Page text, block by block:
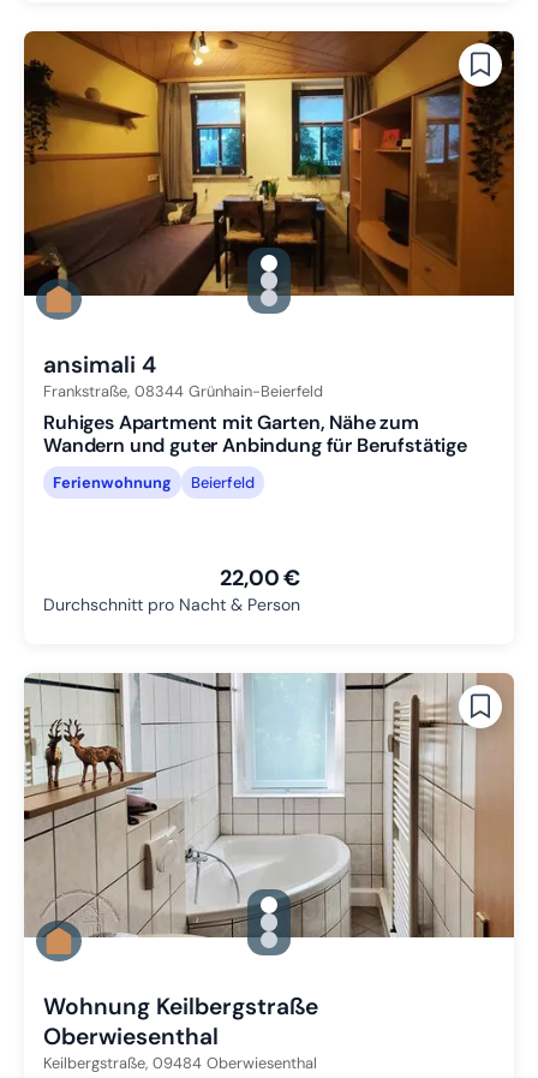
gallery.slide_selector
Zu Slide 1 wechseln
Zu Slide 2 wechseln
Zu Slide 3 wechseln
ansimali 4
Frankstraße, 08344 Grünhain-Beierfeld
Ruhiges Apartment mit Garten, Nähe zum
Wandern und guter Anbindung für Berufstätige
Ferienwohnung Beierfeld
22,00 €
Durchschnitt pro Nacht & Person
gallery.slide_selector
Zu Slide 1 wechseln
Zu Slide 2 wechseln
Zu Slide 3 wechseln
Wohnung Keilbergstraße
Oberwiesenthal
Keilbergstraße, 09484 Oberwiesenthal